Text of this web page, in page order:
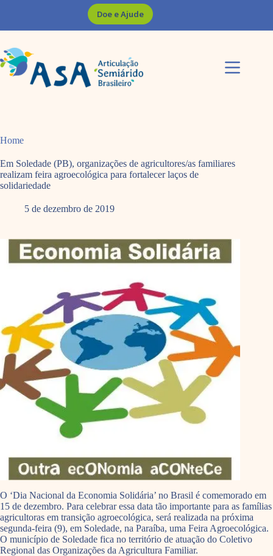
Doe e Ajude
Home
Em Soledade (PB), organizações de agricultores/as familiares
realizam feira agroecológica para fortalecer laços de
solidariedade
5 de dezembro de 2019
O ‘Dia Nacional da Economia Solidária’ no Brasil é comemorado em
15 de dezembro. Para celebrar essa data tão importante para as famílias
agricultoras em transição agroecológica, será realizada na próxima
segunda-feira (9), em Soledade, na Paraíba, uma Feira Agroecológica.
O município de Soledade fica no território de atuação do Coletivo
Regional das Organizações da Agricultura Familiar.